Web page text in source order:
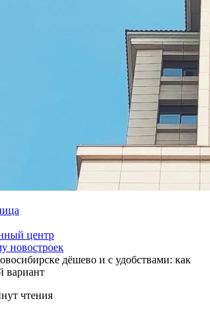
центр
новостроек
дёшево и с удобствами: как
вариант
чтения